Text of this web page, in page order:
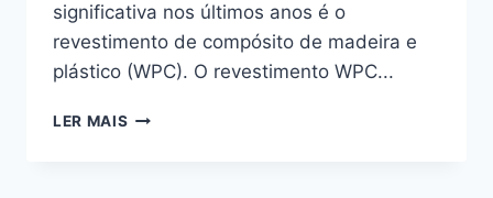
significativa nos últimos anos é o
revestimento de compósito de madeira e
plástico (WPC). O revestimento WPC...
LER MAIS REVESTIMENTO